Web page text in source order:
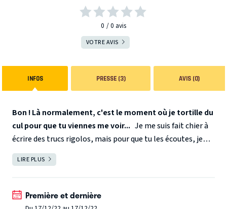
0 0 avis
VOTRE AVIS
INFOS PRESSE (3) AVIS (0)
Bon ! Là normalement, c'est le moment où je tortille du
cul pour que tu viennes me voir... Je me suis fait chier à
écrire des trucs rigolos, mais pour que tu les écoutes, je
dois d'abord te montrer la "Beyoncé" qui sommeille en
moi !
Honnêtement ? Tu te la racontes de ouf, toi ! Si tu veux
voir des gens danser pour lancer leur carrière, il y a " Danse
LIRE PLUS
Première et dernière